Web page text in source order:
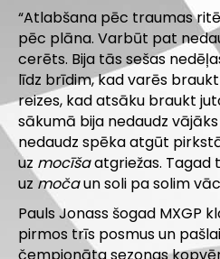
“Atlabšana pēc traumas
pēc plāna. Varbūt pat
cerēts. Bija tās sešas
līdz brīdim, kad varēs
reizes, kad atsāku braukt
sākumā bija nedaudz
nedaudz spēka atgūt
uz mocīšaatgriežas. Tagad
uzmočaun soli pa solim
Pauls Jonass šogad MXGP
pirmos trīs posmus un